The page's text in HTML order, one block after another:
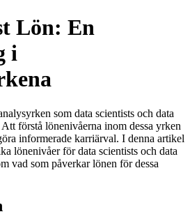
Lön: En
i
som data scientists och data
förstå lönenivåerna inom dessa yrken
informerade karriärval. I denna artikel
lönenivåer för data scientists och data
vad som påverkar lönen för dessa